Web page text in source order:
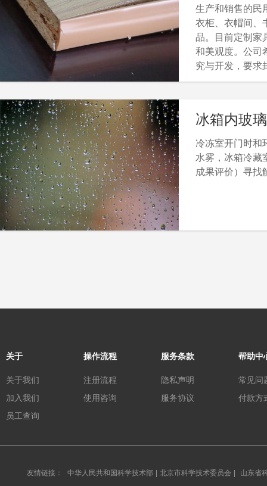
生产和销售的民
衣柜、衣帽间、
品。目前定制家
和美观度。公司
究与开发，要求
投入预算
冰箱内玻
冷冻室开门时和
水雾，冰箱冷藏
成果评价）寻找
关于
关于我们
加入我们
员工查询
操作流程
注册流程
使用咨询
服务条款
隐私声明
服务协议
帮助中
常见问
付款方
友情链接： 中华人民共和国科学技术部 北京市科学技术委员会 山东省